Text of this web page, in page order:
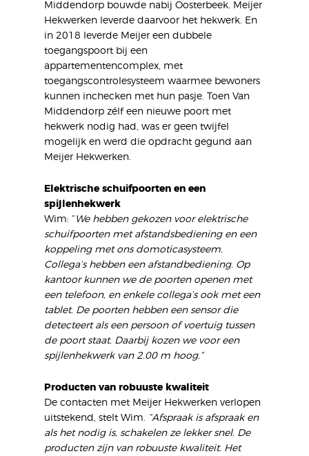
Middendorp bouwde nabij Oosterbeek. Meijer
Hekwerken leverde daarvoor het hekwerk. En
in 2018 leverde Meijer een dubbele
toegangspoort bij een
appartementencomplex, met
toegangscontrolesysteem waarmee bewoners
kunnen inchecken met hun pasje. Toen Van
Middendorp zélf een nieuwe poort met
hekwerk nodig had, was er geen twijfel
mogelijk en werd die opdracht gegund aan
Meijer Hekwerken.
Elektrische schuifpoorten en een
spijlenhekwerk
Wim: “ We hebben gekozen voor elektrische
schuifpoorten met afstandsbediening en een
koppeling met ons domoticasysteem.
Collega’s hebben een afstandbediening. Op
kantoor kunnen we de poorten openen met
een telefoon, en enkele collega’s ook met een
tablet. De poorten hebben een sensor die
detecteert als een persoon of voertuig tussen
de poort staat. Daarbij kozen we voor een
spijlenhekwerk van 2.00 m hoog.”
Producten van robuuste kwaliteit
De contacten met Meijer Hekwerken verlopen
uitstekend, stelt Wim. “Afspraak is afspraak en
als het nodig is, schakelen ze lekker snel. De
producten zijn van robuuste kwaliteit. Het